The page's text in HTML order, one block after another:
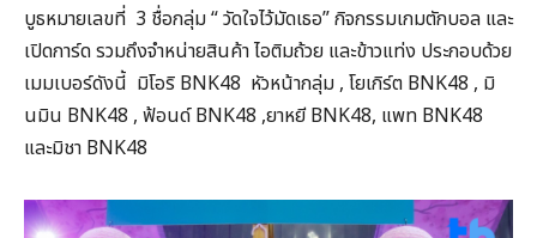
บูธหมายเลขที่ 3 ชื่อกลุ่ม “ วัดใจไว้มัดเธอ” กิจกรรมเกมตักบอล และ
เปิดการ์ด รวมถึงจำหน่ายสินค้า ไอติมถ้วย และข้าวแท่ง ประกอบด้วย
เมมเบอร์ดังนี้ มิโอริ BNK48 หัวหน้ากลุ่ม , โยเกิร์ต BNK48 , มิ
นมิน BNK48 , ฟ้อนด์ BNK48 ,ยาหยี BNK48, แพท BNK48
และมิชา BNK48